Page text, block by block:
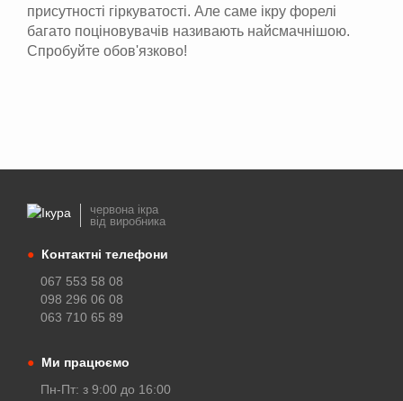
присутності гіркуватості. Але саме ікру форелі
багато поціновувачів називають найсмачнішою.
Спробуйте обов'язково!
червона ікра
від виробника
● Контактні телефони
067 553 58 08
098 296 06 08
063 710 65 89
● Ми працюємо
Пн-Пт: з 9:00 до 16:00